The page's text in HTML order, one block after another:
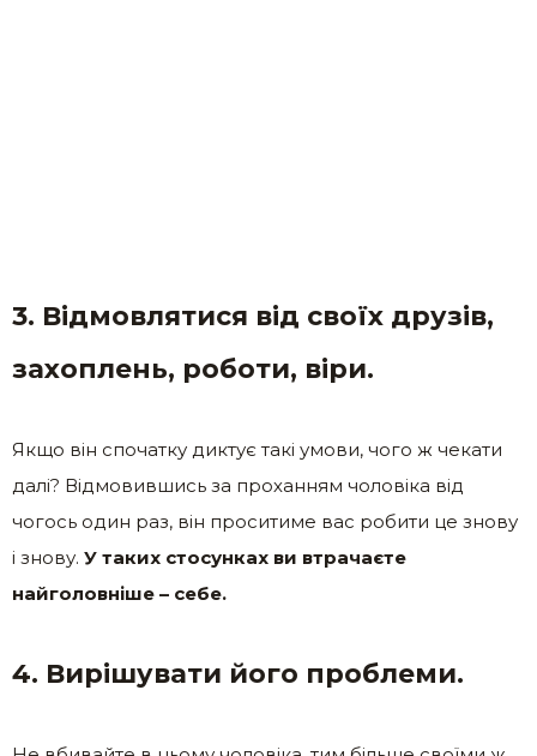
3. Відмовлятися від своїх друзів,
захоплень, роботи, віри.
Якщо він спочатку диктує такі умови, чого ж чекати
далі? Відмовившись за проханням чоловіка від
чогось один раз, він проситиме вас робити це знову
і знову. У таких стосунках ви втрачаєте
найголовніше – себе.
4. Вирішувати його проблеми.